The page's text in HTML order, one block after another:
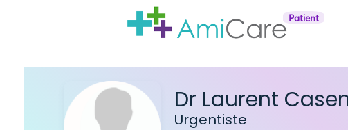
Patient
Dr Laurent
Urgentiste